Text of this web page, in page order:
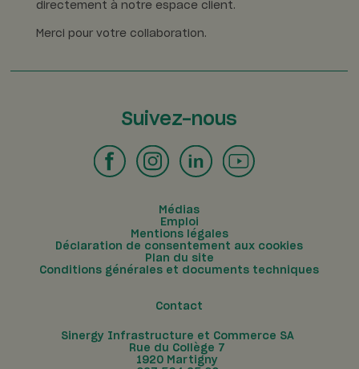
directement à notre espace client.
Merci pour votre collaboration.
Suivez-nous
Contact
Sinergy Infrastructure et Commerce SA
Rue du Collège 7
1920 Martigny
Médias
Emploi
Mentions légales
Déclaration de consentement aux cookies
Plan du site
Conditions générales et documents techniques